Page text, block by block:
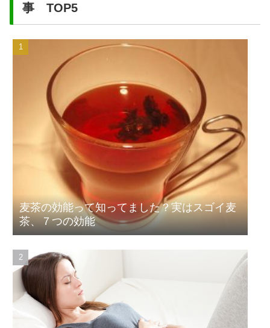
事 TOP5
麦茶の効能って知ってました？実はスゴイ麦
茶、７つの効能